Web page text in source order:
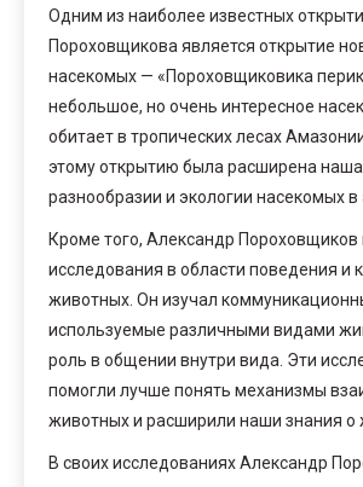
Одним из наиболее известных
Пороховщикова является открытие
насекомых — «Пороховщиковика
небольшое, но очень интересное
обитает в тропических лесах
этому открытию была расширена наша
разнообразии и экологии насекомых в
Кроме того, Александр Пороховщиков
исследования в области поведения и
животных. Он изучал
используемые различными видами
роль в общении внутри вида. Эти
помогли лучше понять механизмы
животных и расширили наши знания о
В своих исследованиях Александр